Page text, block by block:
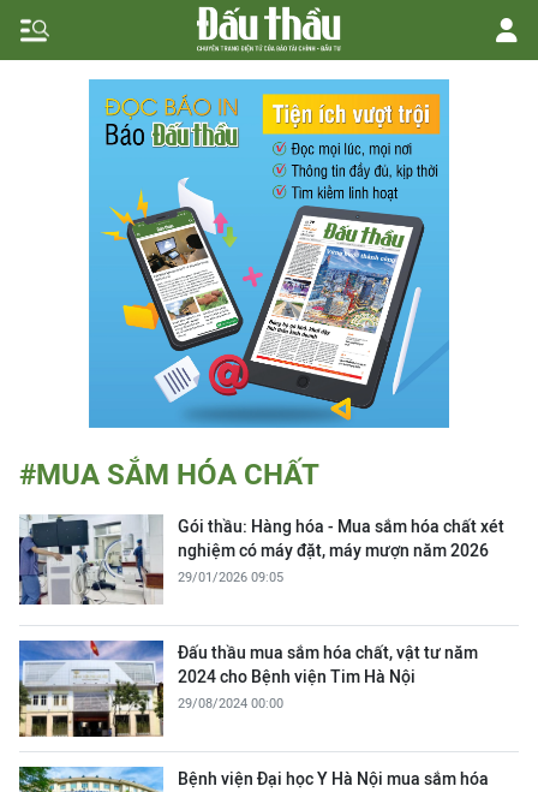
#MUA SẮM HÓA CHẤT
Gói thầu: Hàng hóa - Mua sắm hóa chất xét
nghiệm có máy đặt, máy mượn năm 2026
29/01/2026 09:05
Đấu thầu mua sắm hóa chất, vật tư năm
2024 cho Bệnh viện Tim Hà Nội
29/08/2024 00:00
Bệnh viện Đại học Y Hà Nội mua sắm hóa